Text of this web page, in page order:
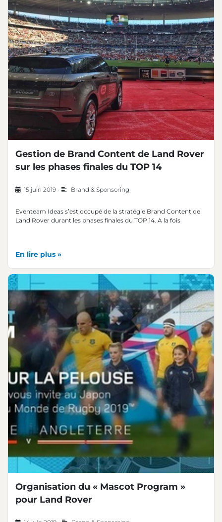
Gestion de Brand Content de Land Rover
sur les phases finales du TOP 14
15 juin 2019 • Brand & Sponsoring
Eventeam Ideas s’est occupé de la stratégie Brand Content de
Land Rover durant les phases finales du TOP 14. A la fois
En lire plus »
Organisation du « Mascot Program »
pour Land Rover